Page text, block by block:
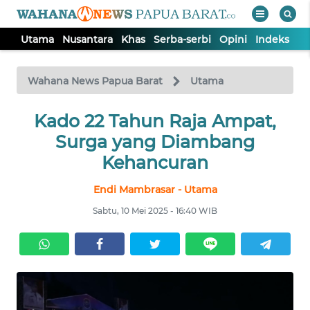
Utama Nusantara Khas Serba-serbi Opini Indeks
Wahana News Papua Barat Utama
Kado 22 Tahun Raja Ampat,
Surga yang Diambang
Kehancuran
Endi Mambrasar - Utama
Sabtu, 10 Mei 2025 - 16:40 WIB
TV
Tutup
UTAMA
SERBA-
SERBI
OPINI